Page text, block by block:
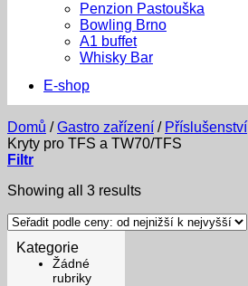
Penzion Pastouška
Bowling Brno
A1 buffet
Whisky Bar
E-shop
Domů / Gastro zařízení / Příslušenství
Kryty pro TFS a TW70/TFS
Filtr
Showing all 3 resultsSorted
price:
Kategorie
Žádné
rubriky